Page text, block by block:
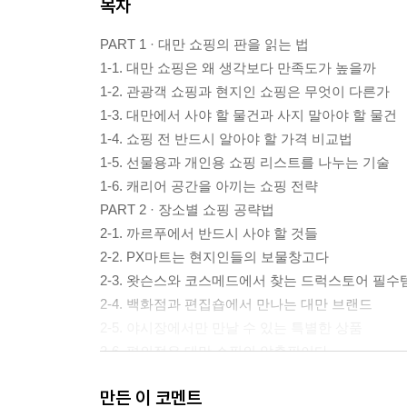
목차
PART 1 · 대만 쇼핑의 판을 읽는 법
1-1. 대만 쇼핑은 왜 생각보다 만족도가 높을까
1-2. 관광객 쇼핑과 현지인 쇼핑은 무엇이 다른가
1-3. 대만에서 사야 할 물건과 사지 말아야 할 물건
1-4. 쇼핑 전 반드시 알아야 할 가격 비교법
1-5. 선물용과 개인용 쇼핑 리스트를 나누는 기술
1-6. 캐리어 공간을 아끼는 쇼핑 전략
PART 2 · 장소별 쇼핑 공략법
2-1. 까르푸에서 반드시 사야 할 것들
2-2. PX마트는 현지인들의 보물창고다
2-3. 왓슨스와 코스메드에서 찾는 드럭스토어 필수
2-4. 백화점과 편집숍에서 만나는 대만 브랜드
2-6. 편의점은 대만 쇼핑의 압축판이다
PART 3 · 품목별 실전 구매 가이드
만든 이 코멘트